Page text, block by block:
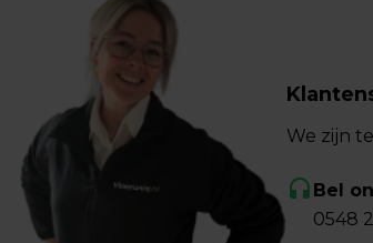
We zijn
Bel
0548